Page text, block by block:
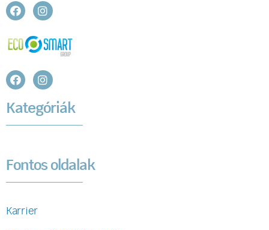
Kategóriák
Fontos oldalak
Karrier